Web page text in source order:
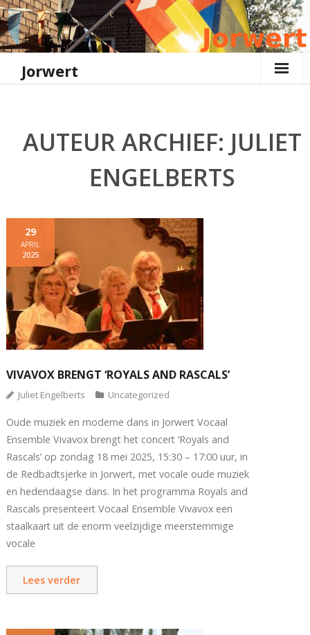
Ga
naar
de
Jorwert
AUTEUR ARCHIEF: JULIET
ENGELBERTS
VIVAVOX BRENGT ‘ROYALS AND RASCALS’
29
APRIL
2025
Juliet Engelberts Uncategorized
Oude muziek en moderne dans in Jorwert Vocaal
Ensemble Vivavox brengt het concert ‘Royals and
Rascals’ op zondag 18 mei 2025, 15:30 – 17:00 uur, in
de Redbadtsjerke in Jorwert, met vocale oude muziek
en hedendaagse dans. In het programma Royals and
Rascals presenteert Vocaal Ensemble Vivavox een
staalkaart uit de enorm veelzijdige meerstemmige
vocale
Lees verder